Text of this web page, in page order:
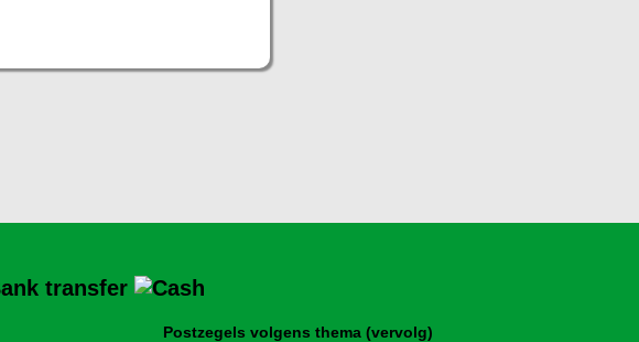
Postzegels volgens thema (vervolg)